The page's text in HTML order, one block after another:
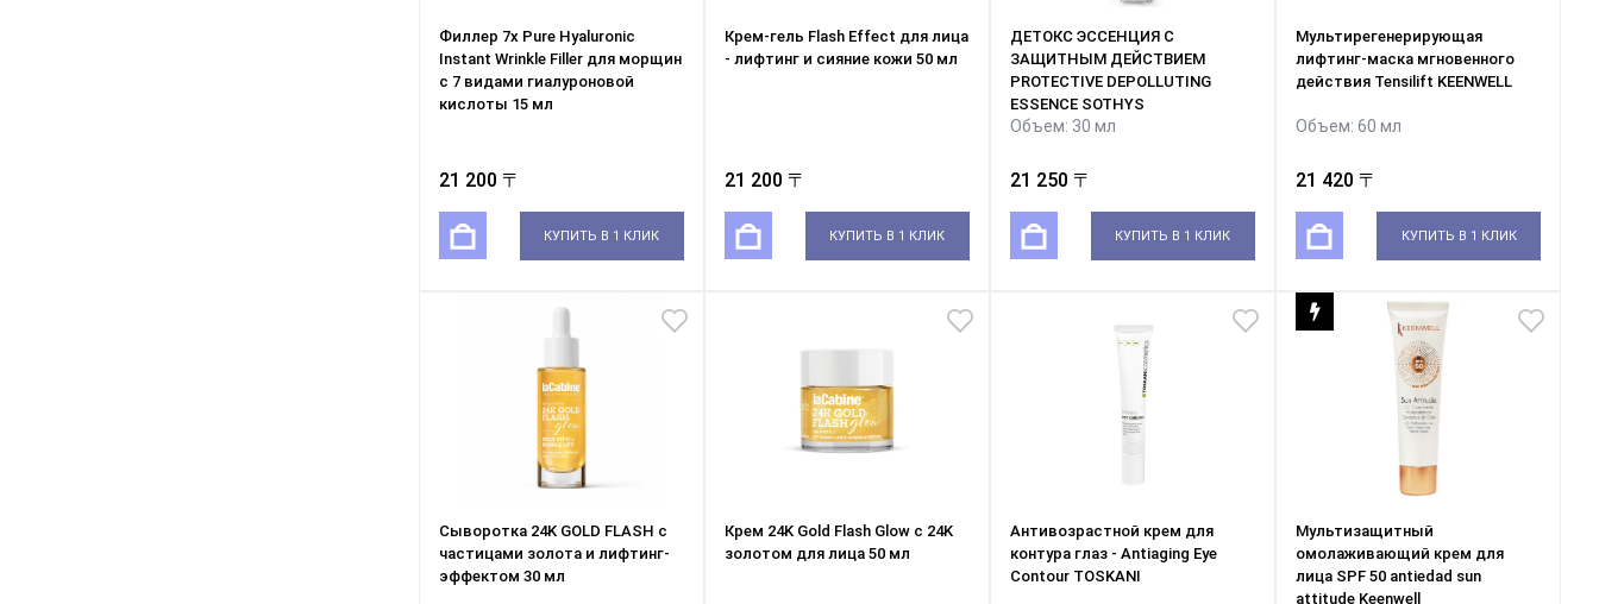
Филлер 7x Pure Hyaluronic
Instant Wrinkle Filler для морщин
с 7 видами гиалуроновой
кислоты 15 мл
21 200 〒
КУПИТЬ В 1 КЛИК
Крем-гель Flash Effect для лица
- лифтинг и сияние кожи 50 мл
21 200 〒
КУПИТЬ В 1 КЛИК
ДЕТОКС ЭССЕНЦИЯ С
ЗАЩИТНЫМ ДЕЙСТВИЕМ
PROTECTIVE DEPOLLUTING
ESSENCE SOTHYS
Объем: 30 мл
21 250 〒
КУПИТЬ В 1 КЛИК
Мультирегенерирующая
лифтинг-маска мгновенного
действия Tensilift KEENWELL
Объем: 60 мл
21 420 〒
КУПИТЬ В 1 КЛИК
Сыворотка 24K GOLD FLASH с
частицами золота и лифтинг-
эффектом 30 мл
Крем 24K Gold Flash Glow с 24K
золотом для лица 50 мл
Антивозрастной крем для
контура глаз - Antiaging Eye
Contour TOSKANI
Мультизащитный
омолаживающий крем для
лица SPF 50 antiedad sun
attitude Keenwell